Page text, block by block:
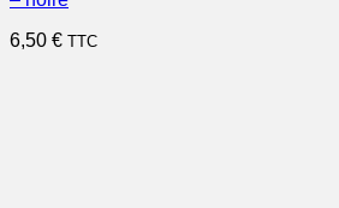
6,50 € TTC